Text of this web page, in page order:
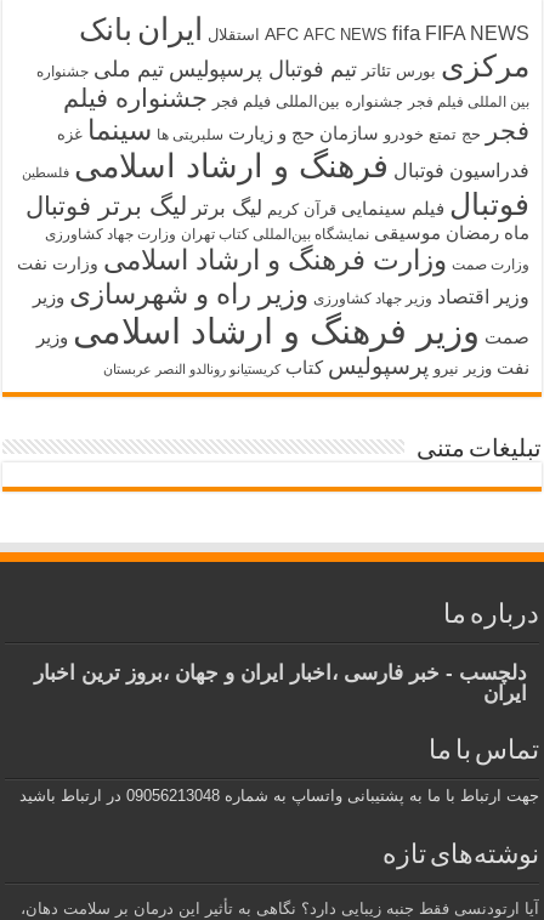
AFC AFC NEWS fifa FIFA NEWS استقلال ایران بانک
مرکزی بورس تئاتر تیم فوتبال پرسپولیس تیم ملی جشنواره
بین المللی فیلم فجر جشنواره بین‌المللی فیلم فجر جشنواره فیلم
فجر
حج تمتع خودرو سازمان حج و زیارت سلبریتی ها سینما غزه
فدراسیون فوتبال فرهنگ و ارشاد اسلامی فلسطین
فوتبال فیلم سینمایی قرآن کریم لیگ برتر لیگ برتر فوتبال
ماه رمضان موسیقی نمایشگاه بین‌المللی کتاب تهران وزارت جهاد کشاورزی
وزارت صمت وزارت فرهنگ و ارشاد اسلامی وزارت نفت
وزیر اقتصاد وزیر جهاد کشاورزی وزیر راه و شهرسازی وزیر
صمت وزیر فرهنگ و ارشاد اسلامی وزیر
نفت وزیر نیرو پرسپولیس کتاب کریستیانو رونالدو النصر عربستان
تبلیغات متنی
درباره ما
دلچسب - خبر فارسی ،اخبار ایران و جهان ،بروز ترین اخبار
ایران
تماس با ما
جهت ارتباط با ما به پشتیبانی واتساپ به شماره 09056213048 در ارتباط باشید
نوشته‌های تازه
آیا ارتودنسی فقط جنبه زیبایی دارد؟ نگاهی به تأثیر این درمان بر سلامت دهان،